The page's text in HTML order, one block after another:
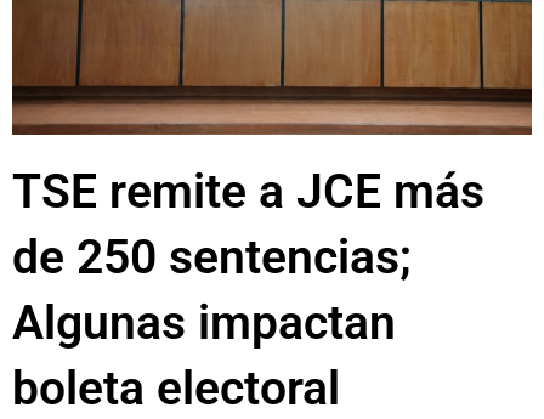
TSE remite a JCE más
de 250 sentencias;
Algunas impactan
boleta electoral